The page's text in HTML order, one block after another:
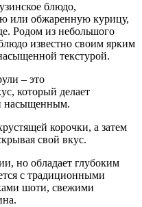
блюдо,
или обжаренную курицу,
Родом из небольшого
известно своим ярким
текстурой.
– это
который делает
насыщенным.
корочки, а затем
свой вкус.
но обладает глубоким
с традиционными
шоти, свежими